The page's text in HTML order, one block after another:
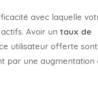
avec laquelle
Avoir un taux de
utilisateur offerte sont
par une augmentation